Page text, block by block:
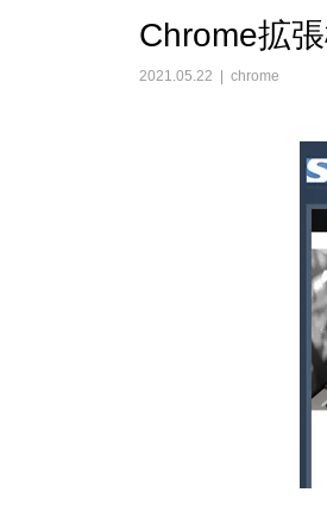
Chrome拡
2021.05.22 chrome